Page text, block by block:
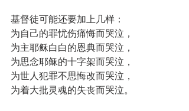
基督徒可能还要加上几样：
为自己的罪忧伤痛悔而哭泣，
为主耶稣白白的恩典而哭泣，
为思念耶稣的十字架而哭泣，
为世人犯罪不思悔改而哭泣，
为着大批灵魂的失丧而哭泣。